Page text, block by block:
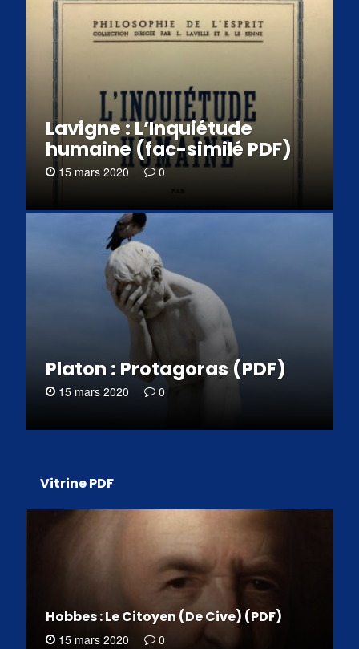
Lavigne : L’Inquiétude
humaine (fac-similé PDF)
15 mars 2020 0
Platon : Protagoras (PDF)
15 mars 2020 0
Vitrine PDF
Hobbes : Le Citoyen (De Cive) (PDF)
15 mars 2020 0